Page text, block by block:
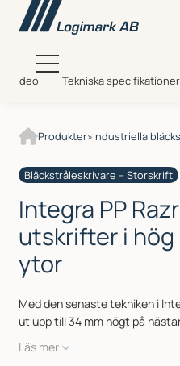
Video Tekniska specifikationer
Produkter»Industriella
Bläckstråleskrivare – Storskrift
Integra PP
utskrifter i
ytor
Med den senaste tekniken i
ut upp till 34 mm högt på
knivskarp upplösning.
Läs mer